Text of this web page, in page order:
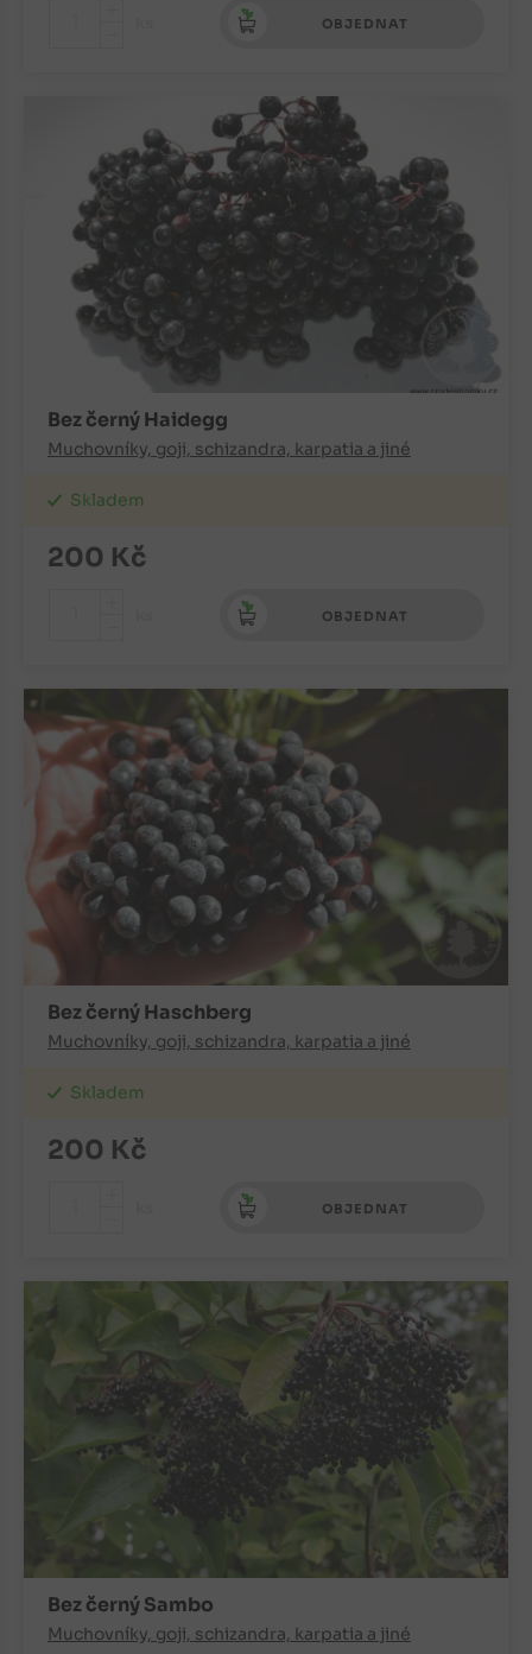
OBJEDNAT
Bez černý Haidegg
Muchovníky, goji, schizandra, karpatia a jiné
Skladem
200 Kč
OBJEDNAT
Bez černý Haschberg
Muchovníky, goji, schizandra, karpatia a jiné
Skladem
200 Kč
OBJEDNAT
Bez černý Sambo
Muchovníky, goji, schizandra, karpatia a jiné